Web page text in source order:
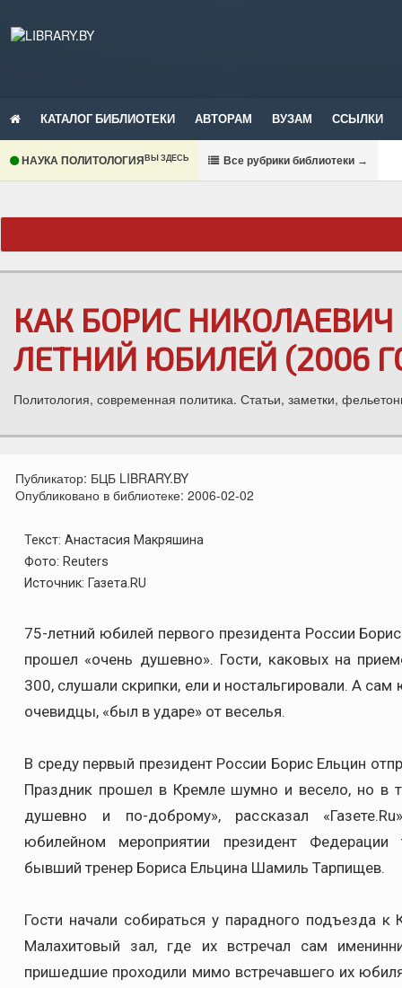
КАТАЛОГ БИБЛИОТЕКИ АВТОРАМ ВУЗАМ ССЫЛКИ
НАУКА ПОЛИТОЛОГИЯВЫ ЗДЕСЬ Все рубрики библиотеки →
КАК БОРИС
ЛЕТНИЙ ЮБИЛЕЙ (2006
Политология, современная политика. Статьи, заметки,
Публикатор: БЦБ LIBRARY.BY
Опубликовано в библиотеке: 2006-02-02
Текст: Анастасия Макряшина
Фото: Reuters
Источник: Газета.RU
75-летний юбилей первого президента России
прошел «очень душевно». Гости, каковых на
300, слушали скрипки, ели и ностальгировали. А сам
очевидцы, «был в ударе» от веселья.
В среду первый президент России Борис Ельцин
Праздник прошел в Кремле шумно и весело, но в
душевно и по-доброму», рассказал
юбилейном мероприятии президент Федерации
бывший тренер Бориса Ельцина Шамиль Тарпищев.
Гости начали собираться у парадного подъезда
Малахитовый зал, где их встречал сам
пришедшие проходили мимо встречавшего их